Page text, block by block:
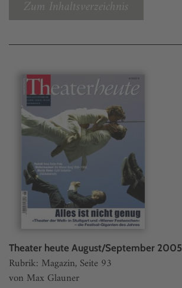
Zum Inhaltsverzeichnis
Theater heute August/September 2005
Rubrik: Magazin, Seite 93
von Max Glauner